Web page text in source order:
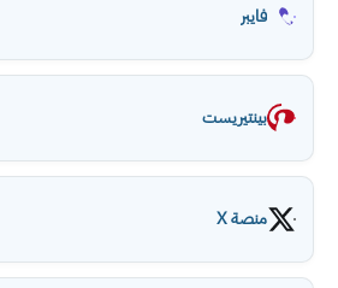
فايبر
بينتيريست
منصة X